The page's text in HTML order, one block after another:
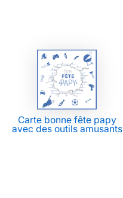
Carte bonne fête papy
avec des outils amusants